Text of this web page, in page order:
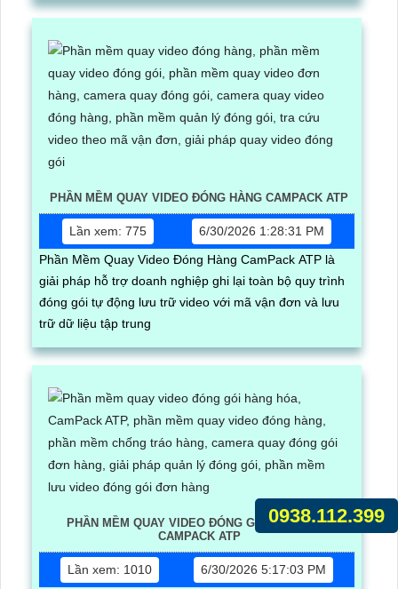
PHẦN MỀM QUAY VIDEO ĐÓNG HÀNG CAMPACK ATP
Lần xem: 775
6/30/2026 1:28:31 PM
Phần Mềm Quay Video Đóng Hàng CamPack ATP là
giải pháp hỗ trợ doanh nghiệp ghi lại toàn bộ quy trình
đóng gói tự động lưu trữ video với mã vận đơn và lưu
trữ dữ liệu tập trung
PHẦN MỀM QUAY VIDEO ĐÓNG GÓI HÀNG HÓA
CAMPACK ATP
Lần xem: 1010
6/30/2026 5:17:03 PM
0938.112.399